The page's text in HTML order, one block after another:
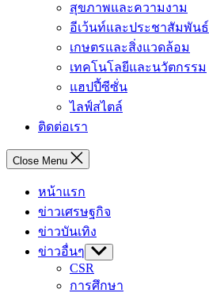
สุขภาพและความงาม
อีเว้นท์และประชาสัมพันธ์
เกษตรและสิ่งแวดล้อม
เทคโนโลยีและนวัตกรรม
แฮปปี้ซีซั่น
ไลฟ์สไตล์
ติดต่อเรา
Close Menu
หน้าแรก
ข่าวเศรษฐกิจ
ข่าวบันเทิง
ข่าวอื่นๆ Show
sub
menu
CSR
การศึกษา